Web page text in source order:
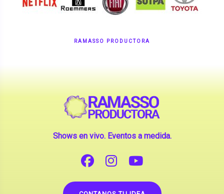
RAMASSO PRODUCTORA
Shows en vivo. Eventos a medida.